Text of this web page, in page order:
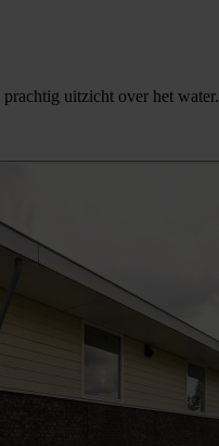
uitzicht over het water.